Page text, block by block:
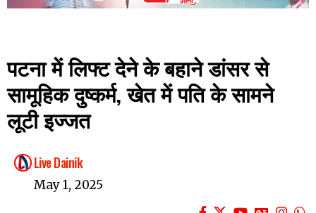
पटना में लिफ्ट देने के बहाने डांसर से
सामूहिक दुष्कर्म, खेत में पति के सामने
लूटी इज्जत
Live Dainik
May 1, 2025